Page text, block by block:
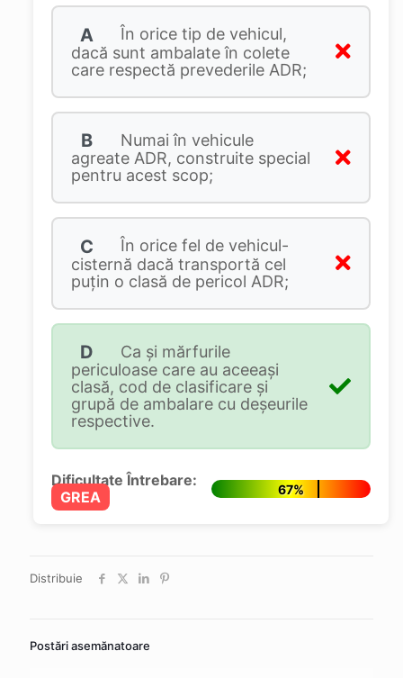
A
În orice tip de vehicul,
dacă sunt ambalate în colete
care respectă prevederile ADR;
B
Numai în vehicule
agreate ADR, construite special
pentru acest scop;
C
În orice fel de vehicul-
cisternă dacă transportă cel
puţin o clasă de pericol ADR;
D
Ca și mărfurile
periculoase care au aceeași
clasă, cod de clasificare și
grupă de ambalare cu deșeurile
respective.
Dificultate Întrebare:
GREA
67%
Distribuie
Postări asemănatoare